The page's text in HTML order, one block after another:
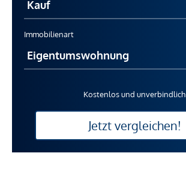
Immobilienart
Kostenlos und unverbindlich
Jetzt vergleichen!